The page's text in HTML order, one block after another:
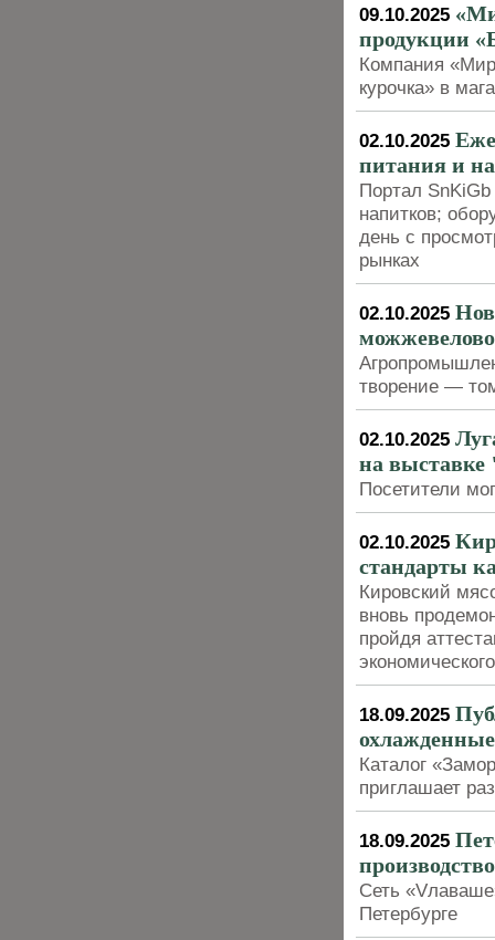
09.10.2025
продукции
Компания
курочка» в
02.10.2025
питания и
Портал SnKiGb
напитков;
день с
рынках
02.10.2025
творение —
02.10.2025
на
Посетители
02.10.2025
стандарты
Кировский
вновь
пройдя
18.09.2025
Каталог
приглашает
18.09.2025
производство
Сеть
Петербурге